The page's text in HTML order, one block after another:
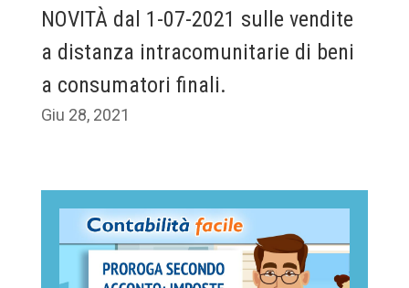
NOVITÀ dal 1-07-2021 sulle vendite
a distanza intracomunitarie di beni
a consumatori finali.
Giu 28, 2021